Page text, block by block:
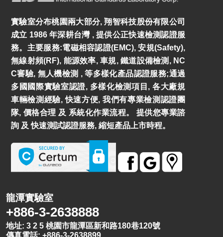
實驗室分布桃園兩大部分, 翔智科技股份有限公司
成立 1986 年深耕台灣 , 提供公正快速檢測認證服
務。主要服務:電磁相容認證(EMC), 安規(Safety),
無線射頻(RF), 能源效率, 車規, 鐵道設備檢測, NC
C審驗, 無人機檢測 , 等多樣化產品認證服務;通過
多國國際實驗室認證, 多樣化檢測項目, 各大廠規
車輛檢測經驗, 快速方便, 我們有專業檢測認證團
隊, 價格合理 及 系統化作業流程。 提供您專業諮
詢 及 快速測試認證服務, 縮短產品上市時程。
龍潭實驗室
+886-3-2638888
地址: 3 2 5 桃園市龍潭區新和路180巷120號
傳真電話: +886-3-2638899